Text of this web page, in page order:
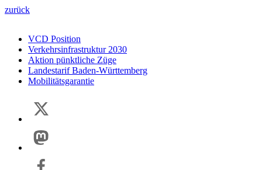
zurück
VCD Position
Verkehrsinfrastruktur 2030
Aktion pünktliche Züge
Landestarif Baden-Württemberg
Mobilitätsgarantie